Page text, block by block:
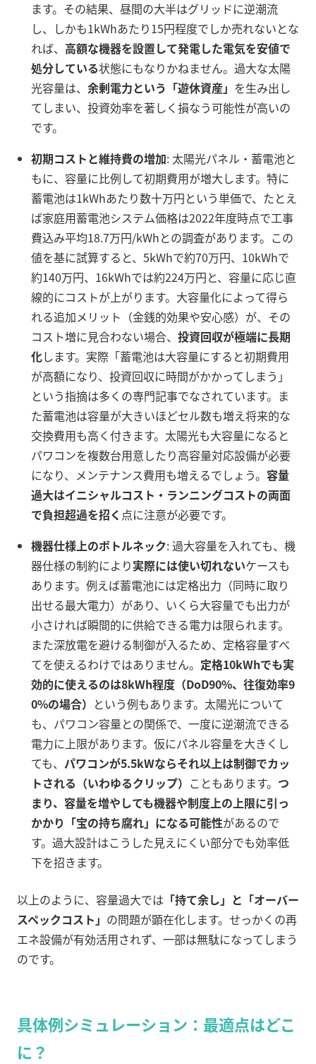
ます。その結果、昼間の大半はグリッドに逆潮流
し、しかも1kWhあたり15円程度でしか売れないとな
れば、 高額な機器を設置して発電した電気を安値で
処分している状態にもなりかねません。過大な太陽
光容量は、 余剰電力という「遊休資産」 を生み出し
てしまい、投資効率を著しく損なう可能性が高いの
です。
初期コストと維持費の増加: 太陽光パネル・蓄電池と
もに、容量に比例して初期費用が増大します。特に
蓄電池は1kWhあたり数十万円という単価で、たとえ
ば家庭用蓄電池システム価格は2022年度時点で工事
費込み平均18.7万円/kWhとの調査があります。この
値を基に試算すると、5kWhで約70万円、10kWhで
約140万円、16kWhでは約224万円と、容量に応じ直
線的にコストが上がります。大容量化によって得ら
れる追加メリット（金銭的効果や安心感）が、その
コスト増に見合わない場合、 投資回収が極端に長期
化します。実際「蓄電池は大容量にすると初期費用
が高額になり、投資回収に時間がかかってしまう」
という指摘は多くの専門記事でなされています。ま
た蓄電池は容量が大きいほどセル数も増え将来的な
交換費用も高く付きます。太陽光も大容量になると
パワコンを複数台用意したり高容量対応設備が必要
になり、メンテナンス費用も増えるでしょう。 容量
過大はイニシャルコスト・ランニングコストの両面
で負担超過を招く 点に注意が必要です。
機器仕様上のボトルネック: 過大容量を入れても、機
器仕様の制約により実際には使い切れないケースも
あります。例えば蓄電池には定格出力（同時に取り
出せる最大電力）があり、いくら大容量でも出力が
小さければ瞬間的に供給できる電力は限られます。
また深放電を避ける制御が入るため、定格容量すべ
てを使えるわけではありません。 定格10kWhでも実
効的に使えるのは8kWh程度（DoD90%、往復効率9
0%の場合） という例もあります。太陽光について
も、パワコン容量との関係で、一度に逆潮流できる
電力に上限があります。仮にパネル容量を大きくし
ても、 パワコンが5.5kWならそれ以上は制御でカッ
トされる（いわゆるクリップ） こともあります。 つ
まり、容量を増やしても機器や制度上の上限に引っ
かかり「宝の持ち腐れ」になる可能性があるので
す。過大設計はこうした見えにくい部分でも効率低
下を招きます。
以上のように、容量過大では 「持て余し」と「オーバー
スペックコスト」 の問題が顕在化します。せっかくの再
エネ設備が有効活用されず、一部は無駄になってしまう
のです。
具体例シミュレーション：最適点はどこ
に？